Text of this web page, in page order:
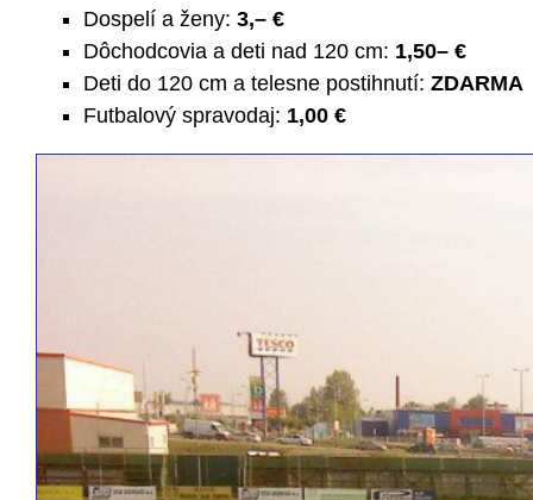
Dospelí a ženy: 3,– €
Dôchodcovia a deti nad 120 cm: 1,50– €
Deti do 120 cm a telesne postihnutí: ZDARMA
Futbalový spravodaj: 1,00 €